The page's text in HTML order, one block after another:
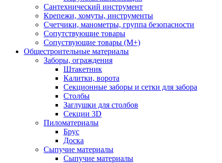
Сантехнический инструмент
Крепежи, хомуты, инструменты
Счетчики, манометры, группа безопасности
Сопутствующие товары
Сопуствующие товары (М+)
Общестроительные материалы
Заборы, ограждения
Штакетник
Калитки, ворота
Секционные заборы и сетки для забора
Столбы
Заглушки для столбов
Секции 3D
Пиломатериалы
Брус
Доска
Сыпучие материалы
Сыпучие материалы